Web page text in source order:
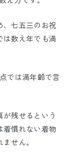
、七五三のお祝
は数え年でも満
では満年齢で言
残せるという
着慣れない着物
せん。